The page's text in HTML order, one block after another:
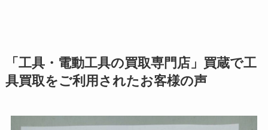
「工具・電動工具の買取専門店」買蔵で工
具買取をご利用されたお客様の声